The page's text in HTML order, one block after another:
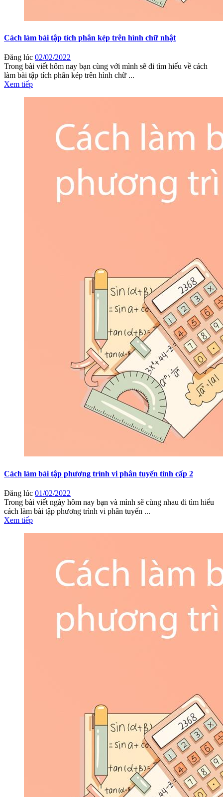
Cách làm bài tập tích phân kép trên hình chữ nhật
Đăng lúc 02/02/2022
Trong bài viết hôm nay bạn cùng với mình sẽ đi tìm hiểu về cách
làm bài tập tích phân kép trên hình chữ ...
Xem tiếp
Cách làm bài tập phương trình vi phân tuyến tính cấp 2
Đăng lúc 01/02/2022
Trong bài viết ngày hôm nay bạn và mình sẽ cùng nhau đi tìm hiểu
cách làm bài tập phương trình vi phân tuyến ...
Xem tiếp